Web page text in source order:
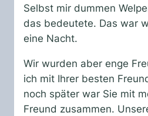
Selbst mir dummen
das bedeutete. Das war
eine Nacht.
Wir wurden aber enge
ich mit Ihrer besten
noch später war Sie mit
Freund zusammen.